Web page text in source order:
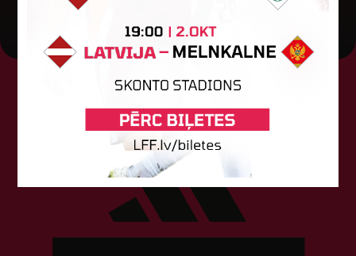
Tehniskais sponsors